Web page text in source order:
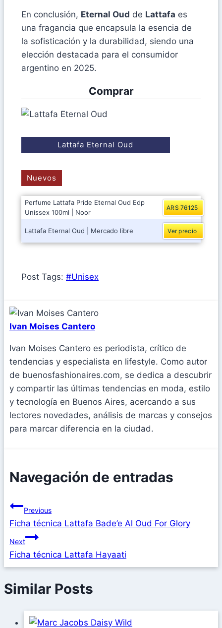
En conclusión, Eternal Oud de Lattafa es
una fragancia que encapsula la esencia de
la sofisticación y la durabilidad, siendo una
elección destacada para el consumidor
argentino en 2025.
Comprar
Lattafa Eternal Oud
Nuevos
Perfume Lattafa Pride Eternal Oud Edp
Unissex 100ml | Noor
ARS 76125
Lattafa Eternal Oud | Mercado libre Ver precio
Post Tags: #Unisex
Ivan Moises Cantero
Ivan Moises Cantero es periodista, crítico de
tendencias y especialista en lifestyle. Como autor
de buenosfashionaires.com, se dedica a descubrir
y compartir las últimas tendencias en moda, estilo
y tecnología en Buenos Aires, acercando a sus
lectores novedades, análisis de marcas y consejos
para marcar diferencia en la ciudad.
Navegación de entradas
Previous
Ficha técnica Lattafa Bade’e Al Oud For Glory
Next
Ficha técnica Lattafa Hayaati
Similar Posts